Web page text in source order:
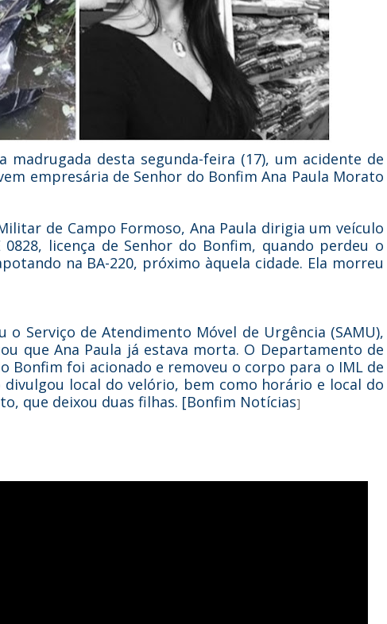
madrugada desta segunda-feira (17), um acidente de
empresária de Senhor do Bonfim Ana Paula Morato
de Campo Formoso, Ana Paula dirigia um veículo
licença de Senhor do Bonfim, quando perdeu o
na BA-220, próximo àquela cidade. Ela morreu
o Serviço de Atendimento Móvel de Urgência (SAMU),
que Ana Paula já estava morta. O Departamento de
Bonfim foi acionado e removeu o corpo para o IML de
divulgou local do velório, bem como horário e local do
que deixou duas filhas. [Bonfim Notícias]